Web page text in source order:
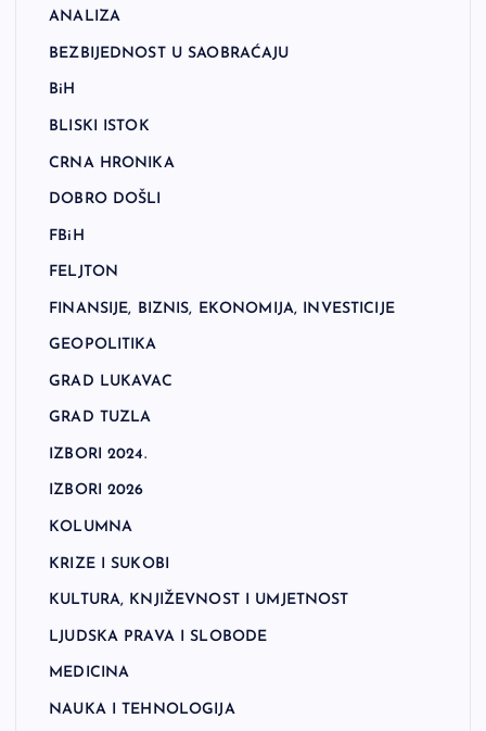
ANALIZA
BEZBIJEDNOST U SAOBRAĆAJU
BiH
BLISKI ISTOK
CRNA HRONIKA
DOBRO DOŠLI
FBiH
FELJTON
FINANSIJE, BIZNIS, EKONOMIJA, INVESTICIJE
GEOPOLITIKA
GRAD LUKAVAC
GRAD TUZLA
IZBORI 2024.
IZBORI 2026
KOLUMNA
KRIZE I SUKOBI
KULTURA, KNJIŽEVNOST I UMJETNOST
LJUDSKA PRAVA I SLOBODE
MEDICINA
NAUKA I TEHNOLOGIJA